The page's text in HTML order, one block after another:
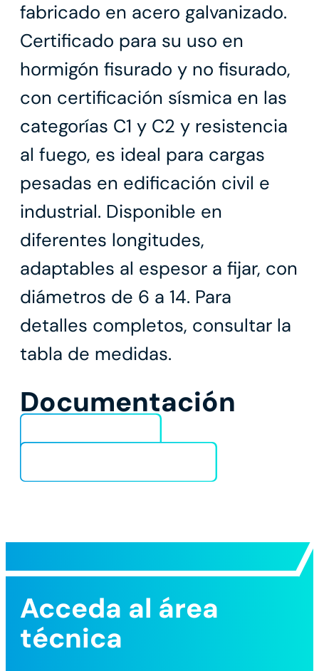
fabricado en acero galvanizado.
Certificado para su uso en
hormigón fisurado y no fisurado,
con certificación sísmica en las
categorías C1 y C2 y resistencia
al fuego, es ideal para cargas
pesadas en edificación civil e
industrial. Disponible en
diferentes longitudes,
adaptables al espesor a fijar, con
diámetros de 6 a 14. Para
detalles completos, consultar la
tabla de medidas.
Documentación
Acceda al área
técnica